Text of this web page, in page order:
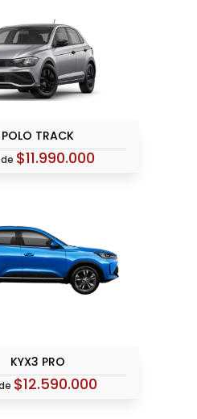
POLO TRACK
$11.990.000
KYX3 PRO
$12.590.000